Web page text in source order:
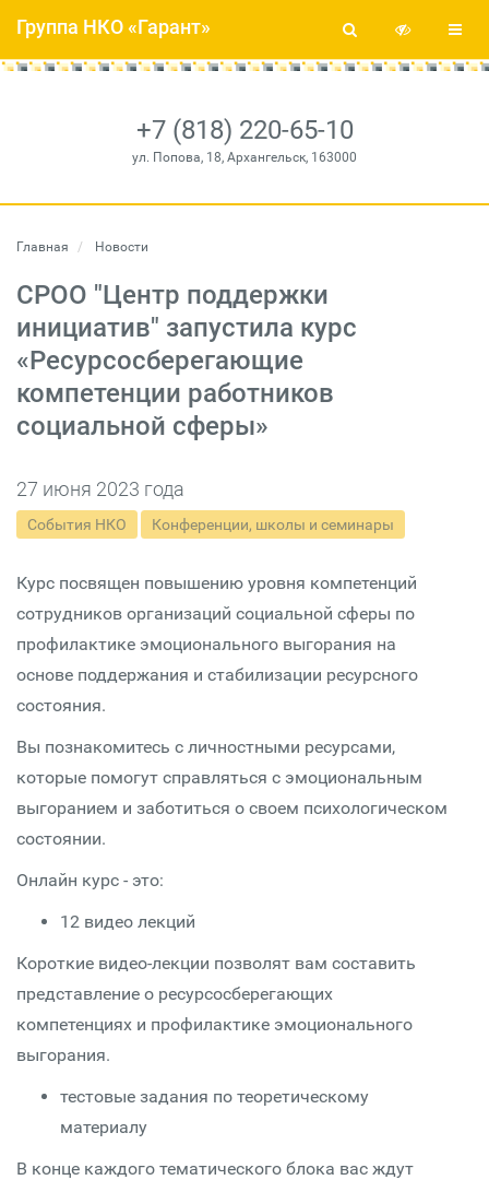
+7 (818) 220-65-10
ул. Попова, 18, Архангельск, 163000
Группа НКО «Гарант»
Главная Новости
СРОО "Центр поддержки
инициатив" запустила курс
«Ресурсосберегающие
компетенции работников
социальной сферы»
27 июня 2023 года
События НКО Конференции, школы и семинары
Курс посвящен повышению уровня компетенций
сотрудников организаций социальной сферы по
профилактике эмоционального выгорания на
основе поддержания и стабилизации ресурсного
состояния.
Вы познакомитесь с личностными ресурсами,
которые помогут справляться с эмоциональным
выгоранием и заботиться о своем психологическом
состоянии.
Онлайн курс - это:
12 видео лекций
Короткие видео-лекции позволят вам составить
представление о ресурсосберегающих
компетенциях и профилактике эмоционального
выгорания.
тестовые задания по теоретическому
материалу
В конце каждого тематического блока вас ждут